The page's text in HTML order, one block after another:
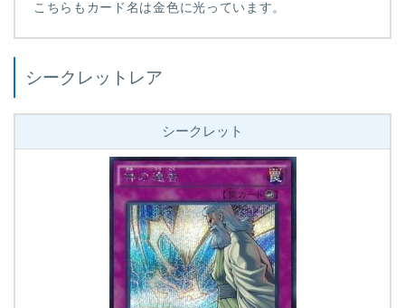
こちらもカード名は金色に光っています。
シークレットレア
シークレット